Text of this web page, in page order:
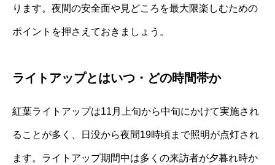
ります。夜間の安全面や見どころを最大限楽しむための
ポイントを押さえておきましょう。
ライトアップとはいつ・どの時間帯か
紅葉ライトアップは11月上旬から中旬にかけて実施され
ることが多く、日没から夜間19時頃まで照明が点灯され
ます。ライトアップ期間中は多くの来訪者が夕暮れ時か